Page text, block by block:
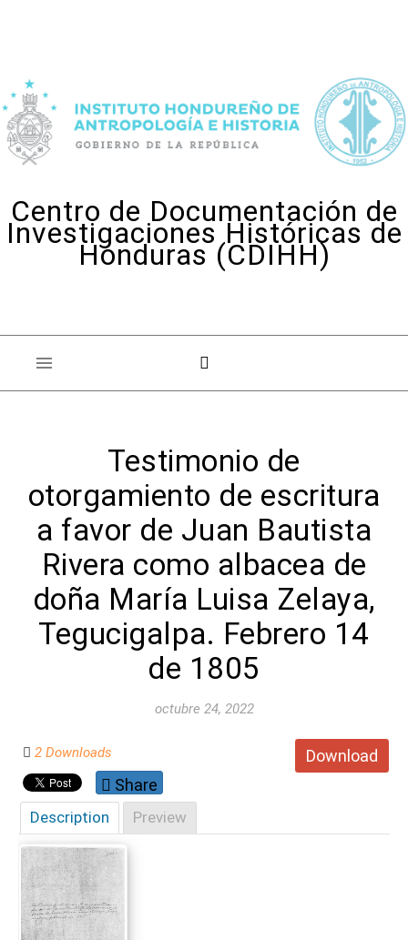
Centro de Documentación de
Investigaciones Históricas de
Honduras (CDIHH)
Testimonio de
otorgamiento de escritura
a favor de Juan Bautista
Rivera como albacea de
doña María Luisa Zelaya,
Tegucigalpa. Febrero 14
de 1805
octubre 24, 2022
Download
2 Downloads
Share
Description Preview